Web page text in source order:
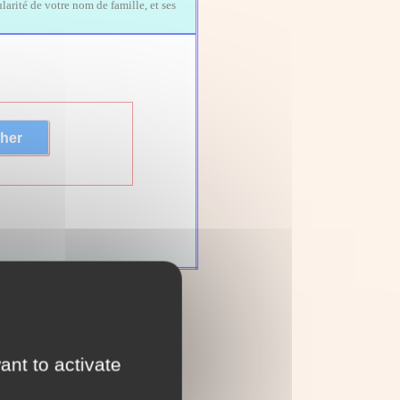
de votre nom de famille, et ses
to activate